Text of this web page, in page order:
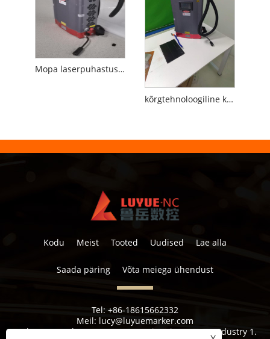
Mopa laserpuhastusmasin
kõrgtehnoloogiline käeshoitav miniimpulsskiudlaseriga puhastusmasin 100w metalliroostevalu eemaldamiseks
Kodu Meist Tooted Uudised Lae alla
Saada päring Võta meiega ühendust
Tel: +86-18615662332
Meil: lucy@luyuemarker.com
Aadress:Donghao tööstustsoon, Qingping Street, Industry 1.